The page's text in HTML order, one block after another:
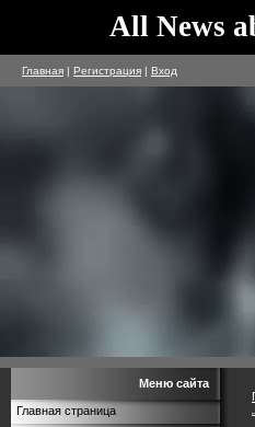
All News
Главная | Регистрация | Вход
Меню сайта
Главная страница